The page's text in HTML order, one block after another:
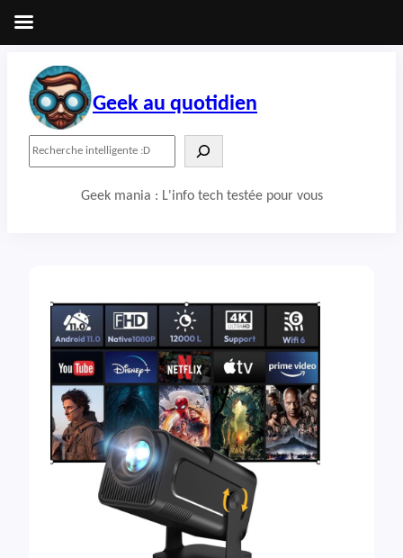
contenu
Geek au quotidien
Geek mania : L'info tech testée pour vous